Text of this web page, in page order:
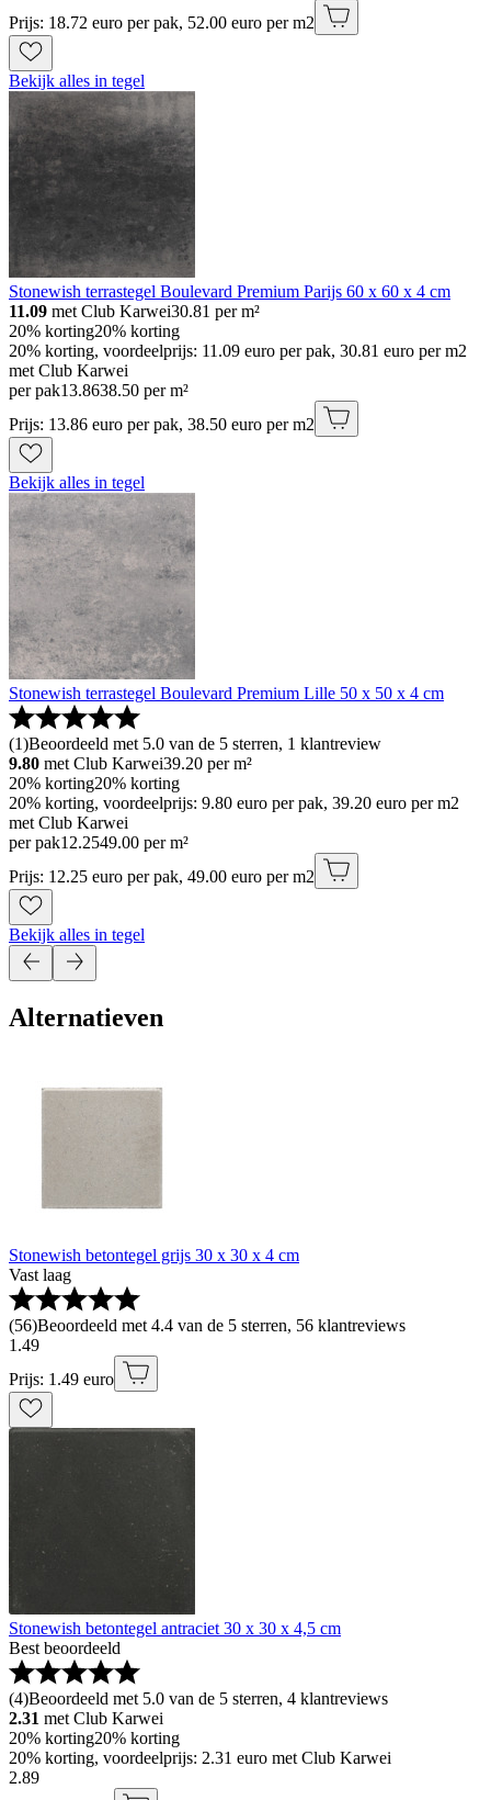
Prijs: 18.72 euro per pak, 52.00 euro per m2
Bekijk alles in tegel
Stonewish terrastegel Boulevard Premium Parijs 60 x 60 x 4 cm
11.09 met Club Karwei30.81 per m²
20% korting20% korting
20% korting, voordeelprijs: 11.09 euro per pak, 30.81 euro per m2
met Club Karwei
per pak13.8638.50 per m²
Prijs: 13.86 euro per pak, 38.50 euro per m2
Bekijk alles in tegel
Stonewish terrastegel Boulevard Premium Lille 50 x 50 x 4 cm
(1)Beoordeeld met 5.0 van de 5 sterren, 1 klantreview
9.80 met Club Karwei39.20 per m²
20% korting20% korting
20% korting, voordeelprijs: 9.80 euro per pak, 39.20 euro per m2
met Club Karwei
per pak12.2549.00 per m²
Prijs: 12.25 euro per pak, 49.00 euro per m2
Bekijk alles in tegel
Alternatieven
Stonewish betontegel grijs 30 x 30 x 4 cm
Vast laag
(56)Beoordeeld met 4.4 van de 5 sterren, 56 klantreviews
1 .49
Prijs: 1.49 euro
Stonewish betontegel antraciet 30 x 30 x 4,5 cm
Best beoordeeld
(4)Beoordeeld met 5.0 van de 5 sterren, 4 klantreviews
2.31 met Club Karwei
20% korting20% korting
20% korting, voordeelprijs: 2.31 euro met Club Karwei
2.89